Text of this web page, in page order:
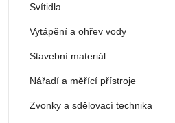
Svítidla
Vytápění a ohřev vody
Stavební materiál
Nářadí a měřící přístroje
Zvonky a sdělovací technika